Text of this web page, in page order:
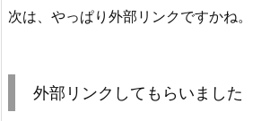
次は、やっぱり外部リンクですかね。
外部リンクしてもらいました